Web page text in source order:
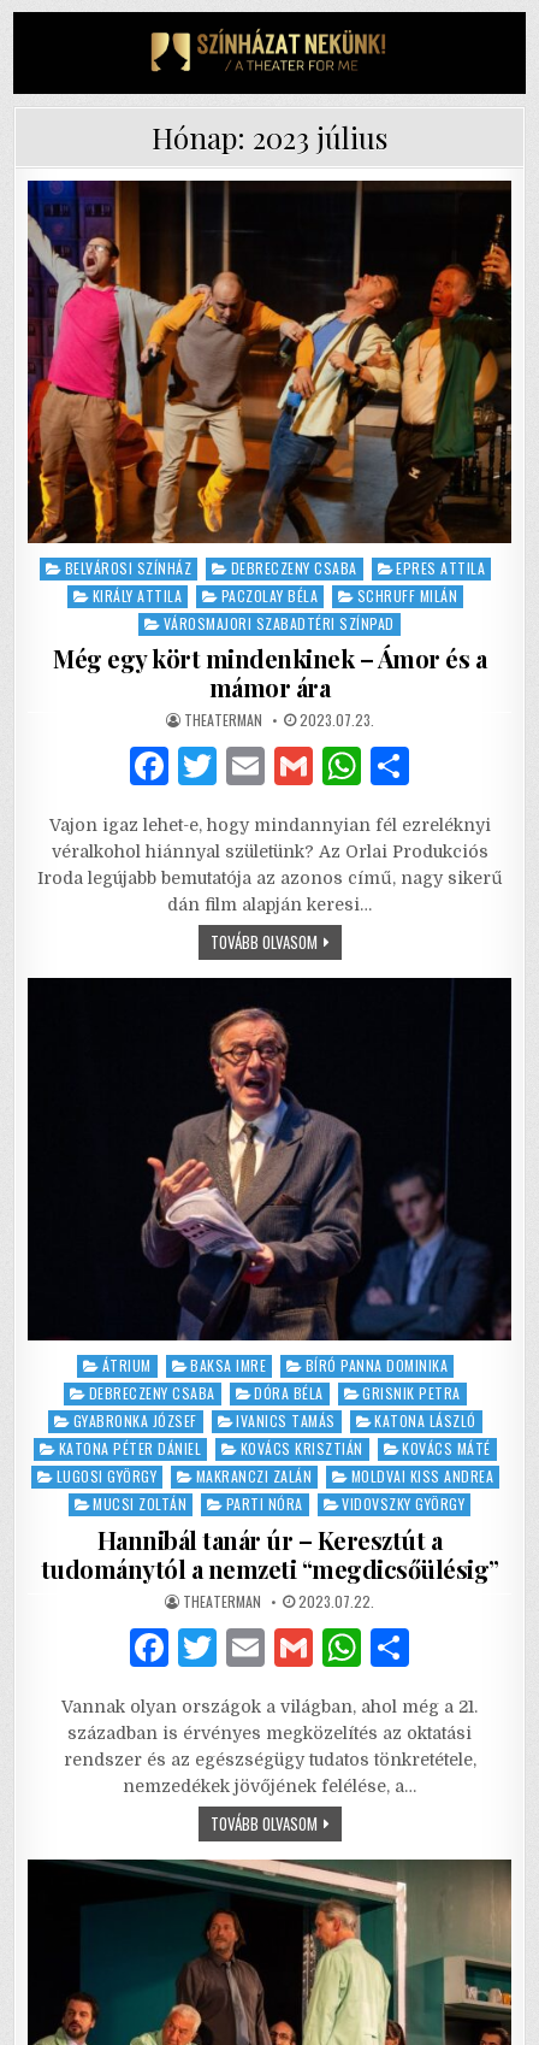
Hónap: 2023 július
Posted
BELVÁROSI SZÍNHÁZ DEBRECZENY CSABA
EPRES ATTILA
KIRÁLY ATTILA
PACZOLAY BÉLA
SCHRUFF MILÁN
VÁROSMAJORI SZABADTÉRI SZÍNPAD
Még egy kört mindenkinek – Ámor és a
mámor ára
AUTHOR:
THEATERMAN PUBLISHED
DATE:
2023.07.23.
F
c
e
b
T
it
te
r
E
ai
l
G
ai
l
W
at
s
A
ar
e
Vajon igaz lehet-e, hogy mindannyian fél ezreléknyi
véralkohol hiánnyal születünk? Az Orlai Produkciós
Iroda legújabb bemutatója az azonos című, nagy sikerű
dán film alapján keresi…
TOVÁBB OLVASOMMÉG
EGY
KÖRT
Posted
in
ÁTRIUM BAKSA IMRE
BÍRÓ PANNA DOMINIKA
DEBRECZENY CSABA
DÓRA BÉLA
GRISNIK PETRA
GYABRONKA JÓZSEF
IVANICS TAMÁS
KATONA LÁSZLÓ
KATONA PÉTER DÁNIEL
KOVÁCS KRISZTIÁN
KOVÁCS MÁTÉ
LUGOSI GYÖRGY
MAKRANCZI ZALÁN
MOLDVAI KISS ANDREA
MUCSI ZOLTÁN
PARTI NÓRA VIDOVSZKY GYÖRGY
Hannibál tanár úr – Keresztút a
tudománytól a nemzeti “megdicsőülésig”
AUTHOR:
THEATERMAN PUBLISHED
2023.07.22.
F
c
e
b
o
T
it
te
r
E
ai
l
G
ai
l
W
at
s
A
p
ar
e
Vannak olyan országok a világban, ahol még a 21.
században is érvényes megközelítés az oktatási
rendszer és az egészségügy tudatos tönkretétele,
nemzedékek jövőjének felélése, a…
TOVÁBB OLVASOMHANNIBÁL
TANÁR
ÚR
–
KERESZTÚT
A
TUDOMÁNYTÓL
A
NEMZETI
“MEGDICSŐÜLÉSIG”